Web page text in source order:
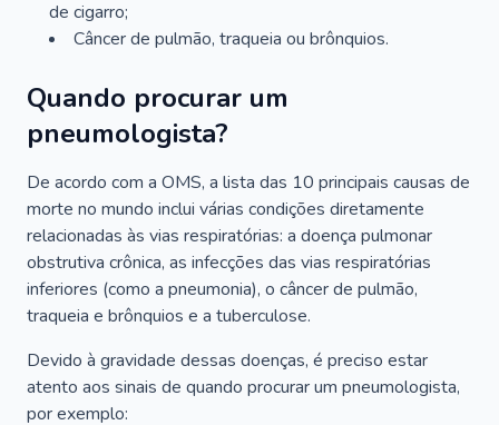
de cigarro;
Câncer de pulmão, traqueia ou brônquios.
Quando procurar um
pneumologista?
De acordo com a OMS, a lista das 10 principais causas de
morte no mundo inclui várias condições diretamente
relacionadas às vias respiratórias: a doença pulmonar
obstrutiva crônica, as infecções das vias respiratórias
inferiores (como a pneumonia), o câncer de pulmão,
traqueia e brônquios e a tuberculose.
Devido à gravidade dessas doenças, é preciso estar
atento aos sinais de quando procurar um pneumologista,
por exemplo: